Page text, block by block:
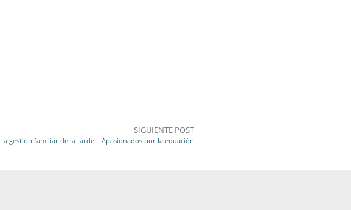
SIGUIENTE POST
La gestión familiar de la tarde – Apasionados por la eduación